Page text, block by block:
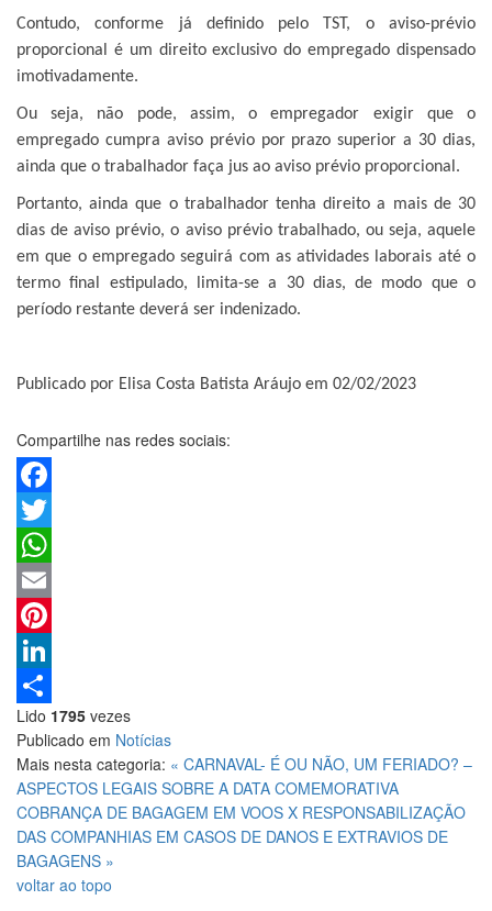
Contudo, conforme já definido pelo TST, o aviso-prévio
proporcional é um direito exclusivo do empregado dispensado
imotivadamente.
Ou seja, não pode, assim, o empregador exigir que o
empregado cumpra aviso prévio por prazo superior a 30 dias,
ainda que o trabalhador faça jus ao aviso prévio proporcional.
Portanto, ainda que o trabalhador tenha direito a mais de 30
dias de aviso prévio, o aviso prévio trabalhado, ou seja, aquele
em que o empregado seguirá com as atividades laborais até o
termo final estipulado, limita-se a 30 dias, de modo que o
período restante deverá ser indenizado.
Publicado por Elisa Costa Batista Aráujo em 02/02/2023
Compartilhe nas redes sociais:
Facebook
Twitter
WhatsApp
Email
Pinterest
LinkedIn
Share
Lido 1795 vezes
Publicado em Notícias
Mais nesta categoria: « CARNAVAL- É OU NÃO, UM FERIADO? –
ASPECTOS LEGAIS SOBRE A DATA COMEMORATIVA
COBRANÇA DE BAGAGEM EM VOOS X RESPONSABILIZAÇÃO
DAS COMPANHIAS EM CASOS DE DANOS E EXTRAVIOS DE
BAGAGENS »
voltar ao topo